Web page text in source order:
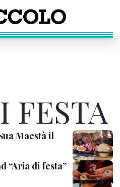
FESTA
Maestà il
“Aria di festa”